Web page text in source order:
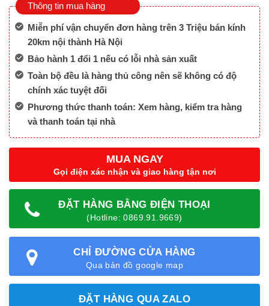
Thông tin mua hàng
Miễn phí vận chuyển đơn hàng trên 3 Triệu bán kính
20km nội thành Hà Nội
Bảo hành 1 đổi 1 nếu có lỗi nhà sản xuất
Toàn bộ đều là hàng thủ công nên sẽ không có độ
chính xác tuyệt đối
Phương thức thanh toán: Xem hàng, kiểm tra hàng
và thanh toán tại nhà
MUA NGAY
Gọi điện xác nhận và giao hàng tận nơi
ĐẶT HÀNG BẰNG ĐIỆN THOẠI
(Hotline: 0869.91.9669)
CHỈ ĐƯỜNG CỬA HÀNG
Qua bản đồ google map
ĐẶT HÀNG QUA ZALO